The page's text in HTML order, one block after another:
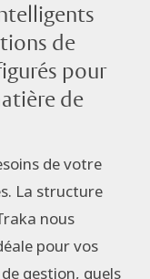
de
pour
de
de votre
La structure
nous
pour vos
gestion, quels